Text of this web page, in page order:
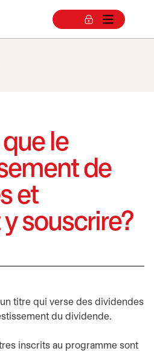
le
de
et
souscrire?
un titre qui verse des dividendes
du dividende.
inscrits au programme sont